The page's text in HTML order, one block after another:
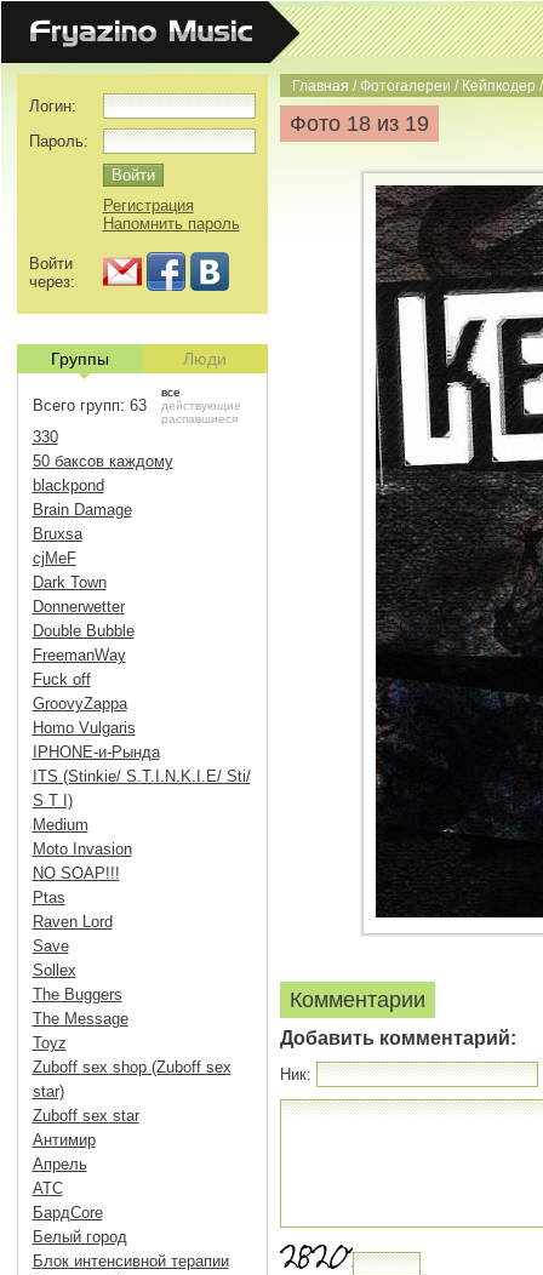
Главная /Фотогалереи / Кейпкодер
Фото 18 из 19
Комментарии
Добавить комментарий:
Ник:
Логин:
Пароль:
Регистрация
Напомнить пароль
Войти
через:
Группы Люди
Всего групп: 63
все
действующие
распавшиеся
330
50 баксов каждому
blackpond
Brain Damage
Bruxsa
cjMeF
Dark Town
Donnerwetter
Double Bubble
FreemanWay
Fuck off
GroovyZappa
Homo Vulgaris
IPHONE-и-Рында
ITS (Stinkie/ S.T.I.N.K.I.E/ Sti/
S T I)
Medium
Moto Invasion
NO SOAP!!!
Ptas
Raven Lord
Save
Sollex
The Buggers
The Message
Toyz
Zuboff sex shop (Zuboff sex
star)
Zuboff sex star
Антимир
Апрель
АТС
БардCore
Белый город
Блок интенсивной терапии